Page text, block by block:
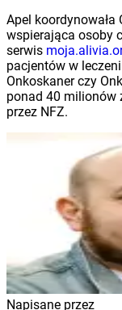
Apel
wspierająca osoby
serwis
pacjentów w
Onkoskaner czy
ponad 40 milionów
przez NFZ.
Napisane przez